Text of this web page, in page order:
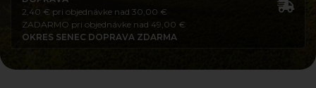
2,40 € pri objednávke nad 30,00 €
ZADARMO pri objednávke nad 49,00 €
OKRES SENEC DOPRAVA ZDARMA